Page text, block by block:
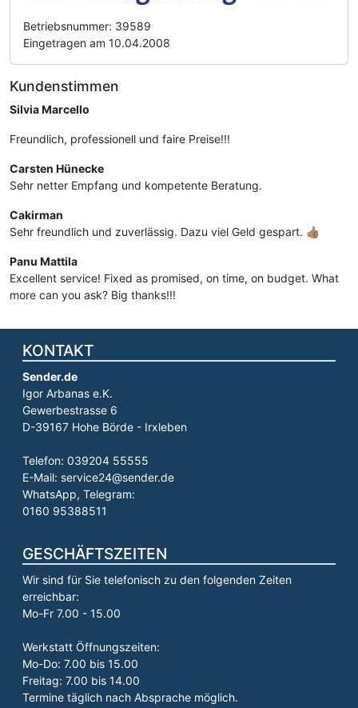
Betriebsnummer: 39589
Eingetragen am 10.04.2008
Kundenstimmen
Silvia Marcello
Freundlich, professionell und faire Preise!!!
Carsten Hünecke
Sehr netter Empfang und kompetente Beratung.
Cakirman
Sehr freundlich und zuverlässig. Dazu viel Geld gespart. 👍🏽
Panu Mattila
Excellent service! Fixed as promised, on time, on budget. What
more can you ask? Big thanks!!!
KONTAKT
Sender.de
Igor Arbanas e.K.
Gewerbestrasse 6
D-39167 Hohe Börde - Irxleben
Telefon: 039204 55555
E-Mail: service24@sender.de
WhatsApp, Telegram:
0160 95388511
GESCHÄFTSZEITEN
Wir sind für Sie telefonisch zu den folgenden Zeiten
erreichbar:
Mo-Fr 7.00 - 15.00
Werkstatt Öffnungszeiten:
Mo-Do: 7.00 bis 15.00
Freitag: 7.00 bis 14.00
Termine täglich nach Absprache möglich.